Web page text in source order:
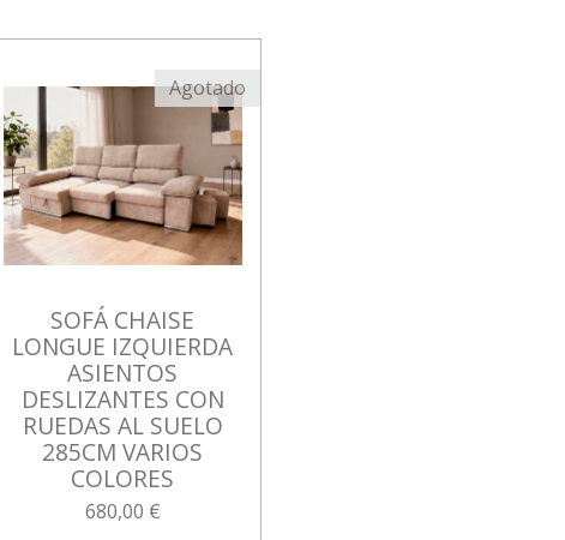
Agotado
SOFÁ CHAISE
LONGUE IZQUIERDA
ASIENTOS
DESLIZANTES CON
RUEDAS AL SUELO
285CM VARIOS
COLORES
680,00 €